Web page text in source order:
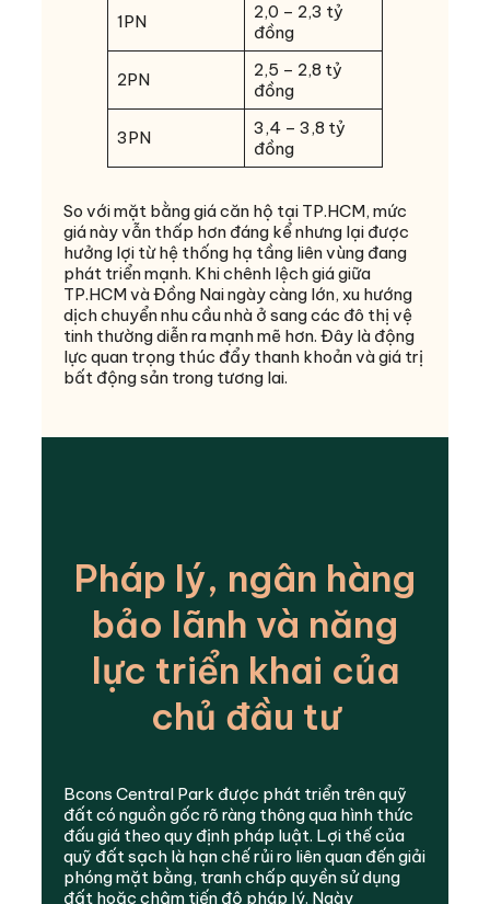
1PN
2,0 – 2,3 tỷ
đồng
2PN
2,5 – 2,8 tỷ
đồng
3PN
3,4 – 3,8 tỷ
đồng
So với mặt bằng giá căn hộ tại TP.HCM, mức
giá này vẫn thấp hơn đáng kể nhưng lại được
hưởng lợi từ hệ thống hạ tầng liên vùng đang
phát triển mạnh. Khi chênh lệch giá giữa
TP.HCM và Đồng Nai ngày càng lớn, xu hướng
dịch chuyển nhu cầu nhà ở sang các đô thị vệ
tinh thường diễn ra mạnh mẽ hơn. Đây là động
lực quan trọng thúc đẩy thanh khoản và giá trị
bất động sản trong tương lai.
Pháp lý, ngân hàng
bảo lãnh và năng
lực triển khai của
chủ đầu tư
Bcons Central Park được phát triển trên quỹ
đất có nguồn gốc rõ ràng thông qua hình thức
đấu giá theo quy định pháp luật. Lợi thế của
quỹ đất sạch là hạn chế rủi ro liên quan đến giải
phóng mặt bằng, tranh chấp quyền sử dụng
đất hoặc chậm tiến độ pháp lý. Ngày